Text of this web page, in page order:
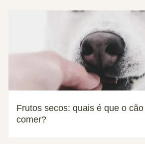
Frutos secos: quais é que o
comer?